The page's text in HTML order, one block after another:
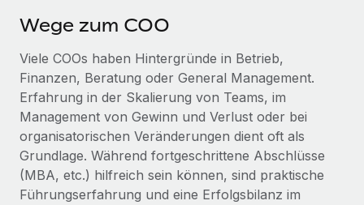
Wege zum COO
Viele COOs haben Hintergründe in Betrieb,
Finanzen, Beratung oder General Management.
Erfahrung in der Skalierung von Teams, im
Management von Gewinn und Verlust oder bei
organisatorischen Veränderungen dient oft als
Grundlage. Während fortgeschrittene Abschlüsse
(MBA, etc.) hilfreich sein können, sind praktische
Führungserfahrung und eine Erfolgsbilanz im